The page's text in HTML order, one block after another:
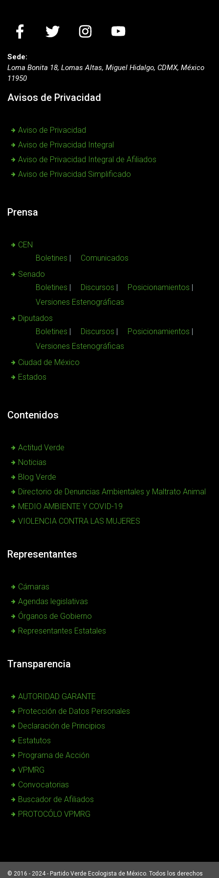
Sede:
Loma Bonita 18, Lomas Altas, Miguel Hidalgo, CDMX, México
11950
Avisos de Privacidad
Aviso de Privacidad
Aviso de Privacidad Integral
Aviso de Privacidad Integral de Afiliados
Aviso de Privacidad Simplificado
Prensa
CEN
Boletines
Comunicados
Senado
Boletines
Discursos
Posicionamientos
Versiones Estenográficas
Diputados
Boletines
Discursos
Posicionamientos
Versiones Estenográficas
Ciudad de México
Estados
Contenidos
Actitud Verde
Noticias
Blog Verde
Directorio de Denuncias Ambientales y Maltrato Animal
MEDIO AMBIENTE Y COVID-19
VIOLENCIA CONTRA LAS MUJERES
Representantes
Cámaras
Agendas legislativas
Órganos de Gobierno
Representantes Estatales
Transparencia
AUTORIDAD GARANTE
Protección de Datos Personales
Declaración de Principios
Estatutos
Programa de Acción
VPMRG
Convocatorias
Buscador de Afiliados
PROTOCÓLO VPMRG
© 2016 - 2024 - Partido Verde Ecologista de México. Todos los derechos